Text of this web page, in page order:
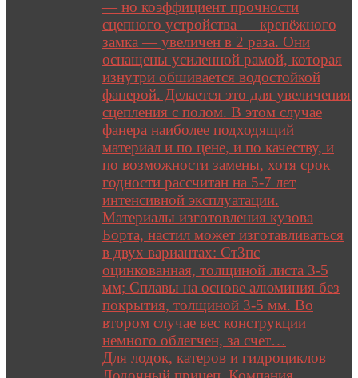
— но коэффициент прочности
сцепного устройства — крепёжного
замка — увеличен в 2 раза. Они
оснащены усиленной рамой, которая
изнутри обшивается водостойкой
фанерой. Делается это для увеличения
сцепления с полом. В этом случае
фанера наиболее подходящий
материал и по цене, и по качеству, и
по возможности замены, хотя срок
годности рассчитан на 5-7 лет
интенсивной эксплуатации.
Материалы изготовления кузова
Борта, настил может изготавливаться
в двух вариантах: Ст3пс
оцинкованная, толщиной листа 3-5
мм; Сплавы на основе алюминия без
покрытия, толщиной 3-5 мм. Во
втором случае вес конструкции
немного облегчен, за счет…
Для лодок, катеров и гидроциклов –